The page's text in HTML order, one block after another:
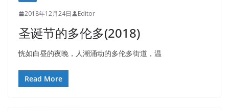
2018年12月24日 Editor
圣诞节的多伦多(2018)
恍如白昼的夜晚，人潮涌动的多伦多街道，温
Read More